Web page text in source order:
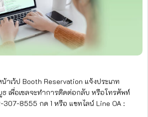
เว้ป Booth Reservation แจ้งประเภท
เพื่อเซลจะทำการติดต่อกลับ หรือโทรศัพท์
8555 กด 1 หรือ แชทไลน์ Line OA :